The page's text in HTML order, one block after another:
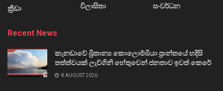
ක්‍රීඩා
විලාසිතා
සංවර්ධන
Recent News
කැනඩාවේ බ්‍රිතාන්‍ය කොලොම්බියා ප්‍රාන්තයේ හදිසි
තත්ත්වයක් ලැව්ගිනි හේතුවෙන් ජනතාව ඉවත් කෙරේ
8 AUGUST 2026